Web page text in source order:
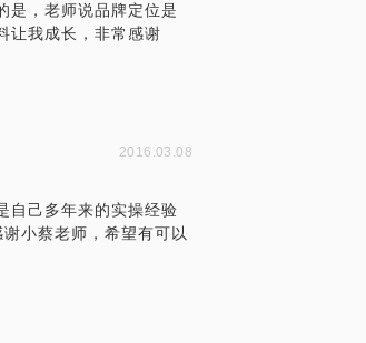
是买地卖地的钱.....
个金灿灿的问题在
咋在那儿，不知所
，是一种商业价
勉：
是，老师说品牌定位是
让我成长，非常感谢
2016.03.08
自己多年来的实操经验
小蔡老师，希望有可以